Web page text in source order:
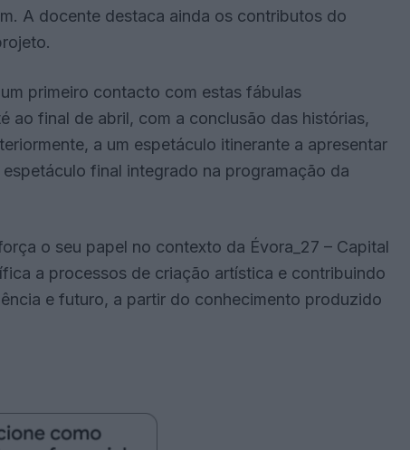
A docente destaca ainda os contributos do
primeiro contacto com estas fábulas
ao final de abril, com a conclusão das histórias,
a um espetáculo itinerante a apresentar
final integrado na programação da
o seu papel no contexto da Évora_27 – Capital
a processos de criação artística e contribuindo
e futuro, a partir do conhecimento produzido